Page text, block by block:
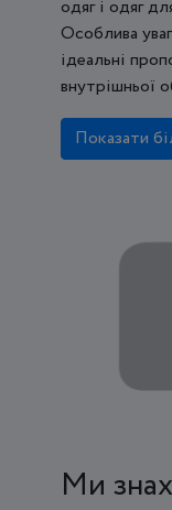
одяг і одяг
Особлива
ідеальні
внутрішньої
Показати
Ми